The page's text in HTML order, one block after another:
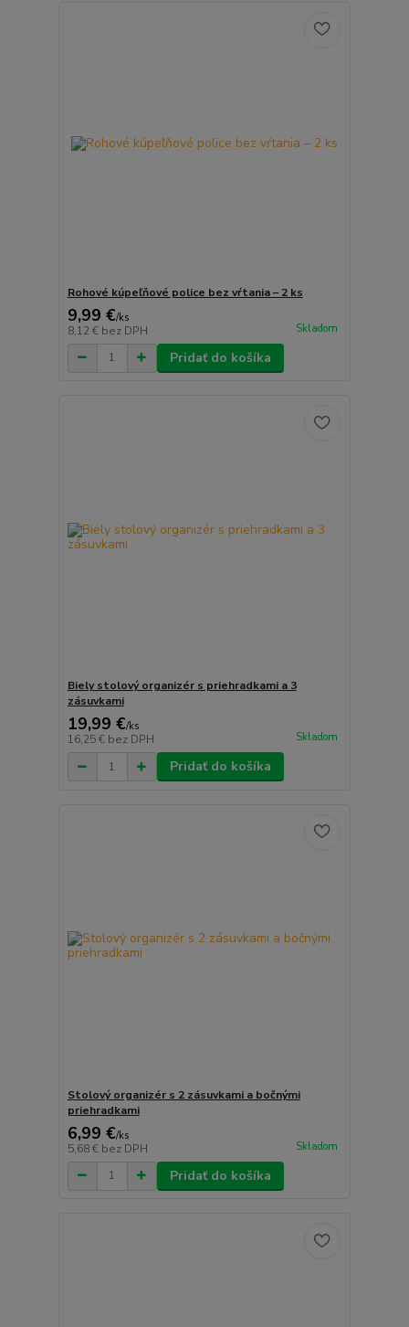
Rohové kúpeľňové police bez vŕtania – 2 ks
9,99 €/ks
8,12 € bez DPH Skladom
Pridať do košíka
Biely stolový organizér s priehradkami a 3
zásuvkami
19,99 €/ks
16,25 € bez DPH Skladom
Pridať do košíka
Stolový organizér s 2 zásuvkami a bočnými
priehradkami
6,99 €/ks
5,68 € bez DPH Skladom
Pridať do košíka